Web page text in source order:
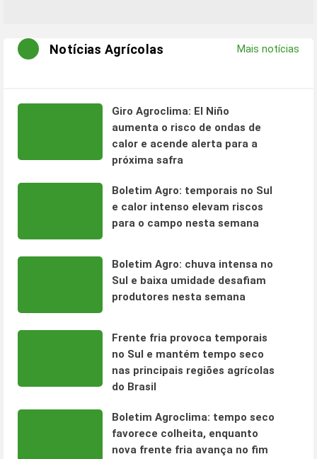
Notícias Agrícolas Mais notícias
Giro Agroclima: El Niño
aumenta o risco de ondas de
calor e acende alerta para a
próxima safra
Boletim Agro: temporais no Sul
e calor intenso elevam riscos
para o campo nesta semana
Boletim Agro: chuva intensa no
Sul e baixa umidade desafiam
produtores nesta semana
Frente fria provoca temporais
no Sul e mantém tempo seco
nas principais regiões agrícolas
do Brasil
Boletim Agroclima: tempo seco
favorece colheita, enquanto
nova frente fria avança no fim